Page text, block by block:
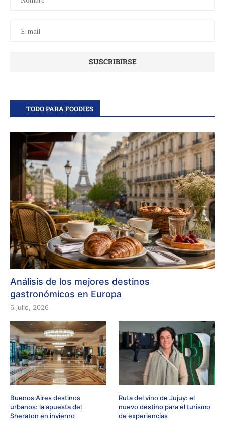
TODO PARA FOODIES
Análisis de los mejores destinos
gastronómicos en Europa
6 julio, 2026
Buenos Aires destinos
urbanos: la apuesta del
Sheraton en invierno
Ruta del vino de Jujuy: el
nuevo destino para el turismo
de experiencias